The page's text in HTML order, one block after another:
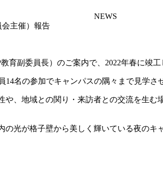
NEWS
主催）報告
副委員長）のご案内で、2022年春に竣
名の参加でキャンパスの隅々まで見学さ
、地域との関り・来訪者との交流を生
光が格子壁から美しく輝いている夜の